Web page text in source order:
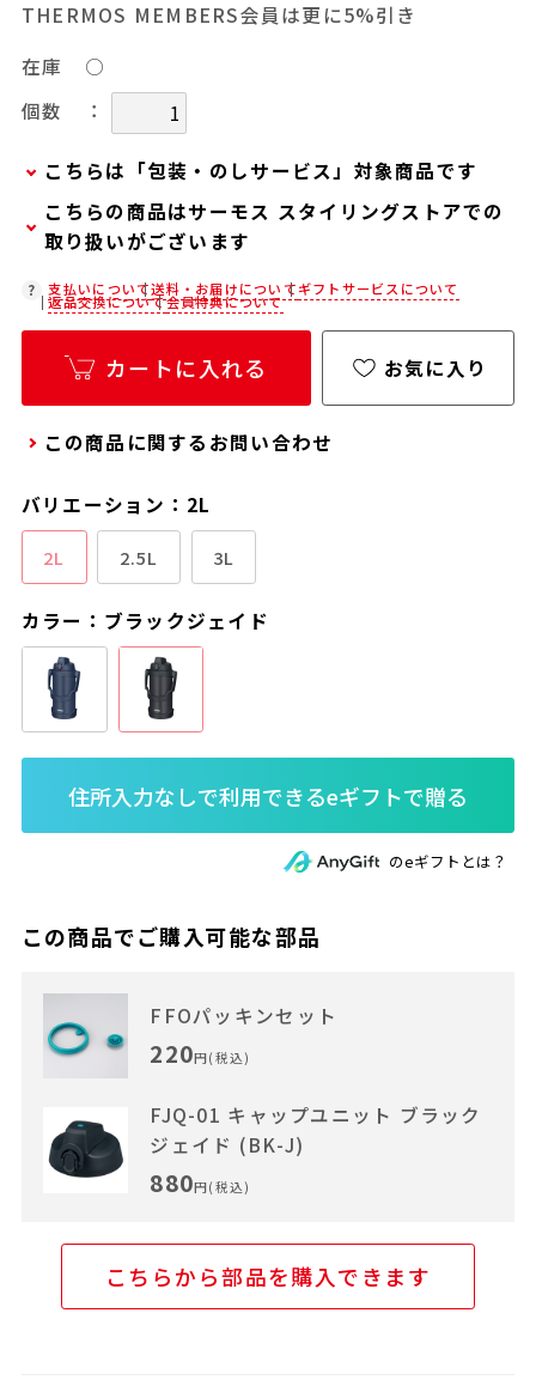
THERMOS MEMBERS会員は更に5%引き
在庫
○
個数
：
こちらは「包装・のしサービス」対象商品です
弊社での包装・のしを希望される場合は、商品を
カートに入れた後に「会員限定のし・ラッピング
(330円/個)設定へ」ボタンからお手続きくださ
い。
「包装・のしサービス」には、手提げ袋やギフト
バッグは含まれておりません。手提げ袋やギフト
バッグを希望される場合は、以下よりご購入をお
願いいたします。
こちらの商品はサーモス スタイリングストアでの
取り扱いがございます
在庫状況につきましては、各店舗までお電話にて
ご確認ください。
店舗紹介ページ
支払いについて送料・お届けについてギフトサービスについて
返品交換について会員特典について
カートに入れる お気に入り
この商品に関するお問い合わせ
バリエーション：2L
2L 2.5L 3L
カラー：ブラックジェイド
のeギフトとは？
この商品でご購入可能な部品
FFOパッキンセット
220円(税込)
FJQ-01 キャップユニット ブラック
ジェイド (BK-J)
880円(税込)
こちらから部品を購入できます